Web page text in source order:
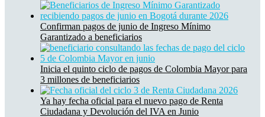
Confirman pagos de junio de Ingreso Mínimo
Garantizado a beneficiarios
Inicia el quinto ciclo de pagos de Colombia Mayor para
3 millones de beneficiarios
Ya hay fecha oficial para el nuevo pago de Renta
Ciudadana y Devolución del IVA en Junio